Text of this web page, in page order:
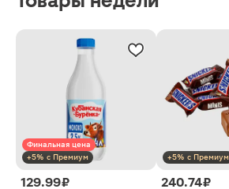
Финальная цена
+5% с Премиум
129.99 ₽
+5% с Премиум
240.74 ₽